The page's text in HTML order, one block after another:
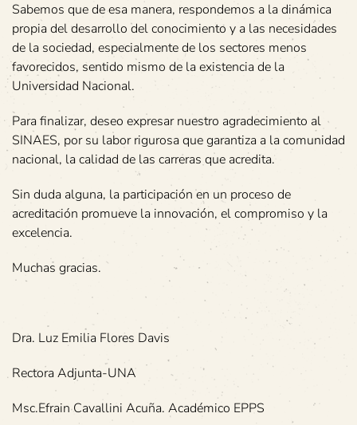
Sabemos que de esa manera, respondemos a la dinámica
propia del desarrollo del conocimiento y a las necesidades
de la sociedad, especialmente de los sectores menos
favorecidos, sentido mismo de la existencia de la
Universidad Nacional.
Para finalizar, deseo expresar nuestro agradecimiento al
SINAES, por su labor rigurosa que garantiza a la comunidad
nacional, la calidad de las carreras que acredita.
Sin duda alguna, la participación en un proceso de
acreditación promueve la innovación, el compromiso y la
excelencia.
Muchas gracias.
Dra. Luz Emilia Flores Davis
Rectora Adjunta-UNA
Msc.Efrain Cavallini Acuña. Académico EPPS